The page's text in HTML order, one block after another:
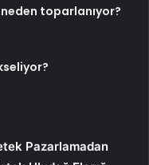
toparlanıyor?
Pazarlamadan